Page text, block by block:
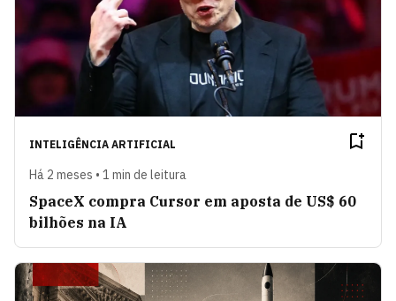
INTELIGÊNCIA ARTIFICIAL
Há 2 meses • 1 min de leitura
SpaceX compra Cursor em aposta de US$ 60
bilhões na IA